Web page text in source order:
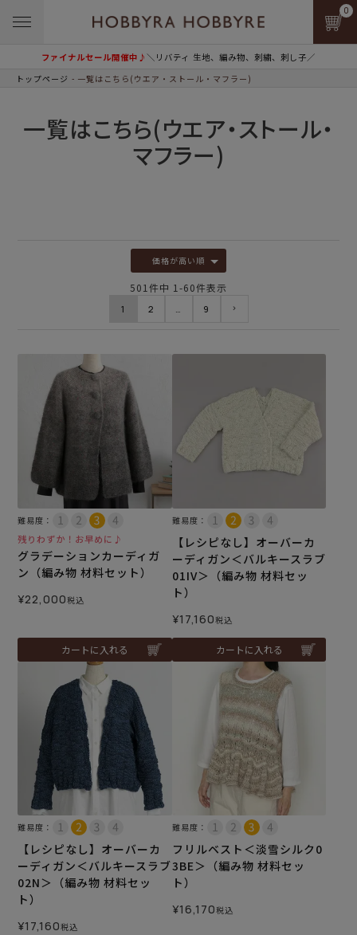
ファイナルセール開催中♪＼リバティ 生地、編み物、刺繍、刺し子／
0
トップページ 一覧はこちら(ウエア・ストール・マフラー)
一覧はこちら(ウエア・ストール・
マフラー)
価格が高い順
501 件中 1 -60件表示
1 2 9
難易度：
残りわずか！お早めに♪
グラデーションカーディガ
ン（編み物 材料セット）
¥22,000税込
カートに入れる
難易度：
【レシピなし】オーバーカ
ーディガン＜バルキースラブ
01IV＞（編み物 材料セッ
ト）
¥17,160税込
カートに入れる
難易度：
【レシピなし】オーバーカ
ーディガン＜バルキースラブ
02N＞（編み物 材料セッ
ト）
¥17,160税込
難易度：
フリルベスト＜淡雪シルク0
3BE＞（編み物 材料セッ
ト）
¥16,170税込